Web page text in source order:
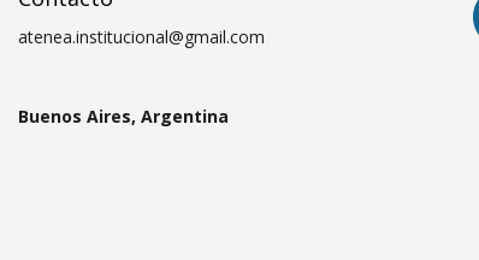
atenea.institucional@gmail.com
Buenos Aires, Argentina